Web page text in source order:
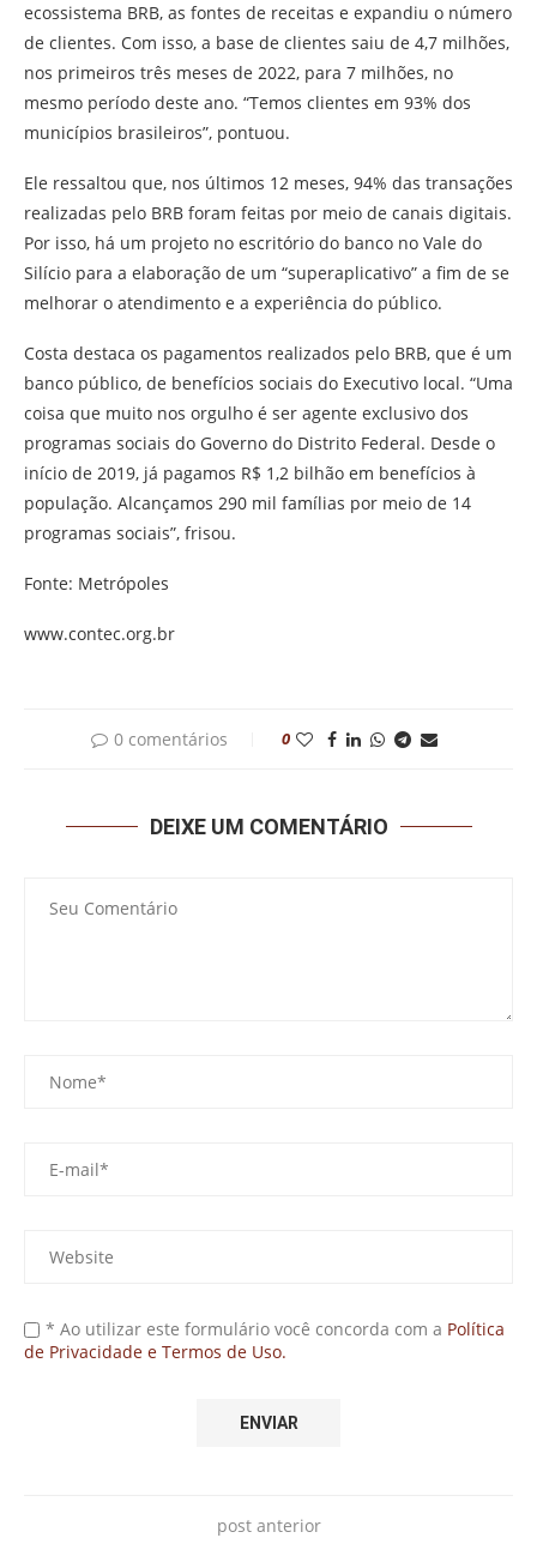
ecossistema BRB, as fontes de receitas e expandiu o número
de clientes. Com isso, a base de clientes saiu de 4,7 milhões,
nos primeiros três meses de 2022, para 7 milhões, no
mesmo período deste ano. “Temos clientes em 93% dos
municípios brasileiros”, pontuou.
Ele ressaltou que, nos últimos 12 meses, 94% das transações
realizadas pelo BRB foram feitas por meio de canais digitais.
Por isso, há um projeto no escritório do banco no Vale do
Silício para a elaboração de um “superaplicativo” a fim de se
melhorar o atendimento e a experiência do público.
Costa destaca os pagamentos realizados pelo BRB, que é um
banco público, de benefícios sociais do Executivo local. “Uma
coisa que muito nos orgulho é ser agente exclusivo dos
programas sociais do Governo do Distrito Federal. Desde o
início de 2019, já pagamos R$ 1,2 bilhão em benefícios à
população. Alcançamos 290 mil famílias por meio de 14
programas sociais”, frisou.
Fonte: Metrópoles
www.contec.org.br
0 comentários 0
DEIXE UM COMENTÁRIO
* Ao utilizar este formulário você concorda com a Política
de Privacidade e Termos de Uso.
post anterior